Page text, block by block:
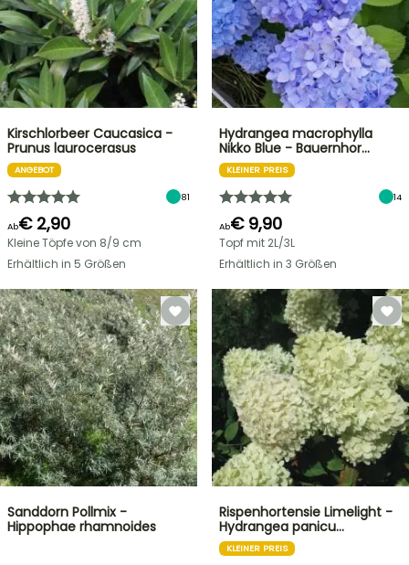
Kirschlorbeer Caucasica -
Prunus laurocerasus
ANGEBOT
81
Ab€ 2,90
Kleine Töpfe von 8/9 cm
Erhältlich in 5 Größen
Hydrangea macrophylla
Nikko Blue - Bauernhor…
KLEINER PREIS
14
Ab€ 9,90
Topf mit 2L/3L
Erhältlich in 3 Größen
Sanddorn Pollmix -
Hippophae rhamnoides
Rispenhortensie Limelight -
Hydrangea panicu…
KLEINER PREIS